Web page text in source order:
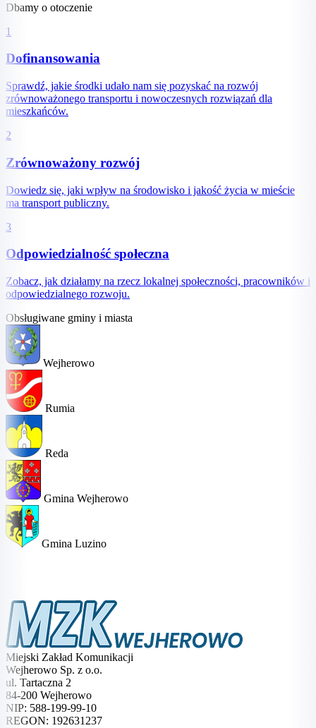
Dbamy o otoczenie
1
Dofinansowania
Sprawdź, jakie środki udało nam się pozyskać na rozwój
zrównoważonego transportu i nowoczesnych rozwiązań dla
mieszkańców.
2
Zrównoważony rozwój
Dowiedz się, jaki wpływ na środowisko i jakość życia w mieście
ma transport publiczny.
3
Odpowiedzialność społeczna
Zobacz, jak działamy na rzecz lokalnej społeczności, pracowników i
odpowiedzialnego rozwoju.
Obsługiwane gminy i miasta
Wejherowo
Rumia
Reda
Gmina Wejherowo
Gmina Luzino
Miejski Zakład Komunikacji
Wejherowo Sp. z o.o.
ul. Tartaczna 2
84-200 Wejherowo
NIP: 588-199-99-10
REGON: 192631237